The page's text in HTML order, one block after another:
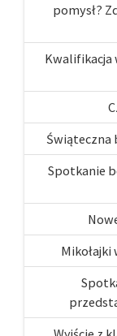
pomysł?
Kwalifikacja
Świąteczna
Spotkanie
Mikołajki